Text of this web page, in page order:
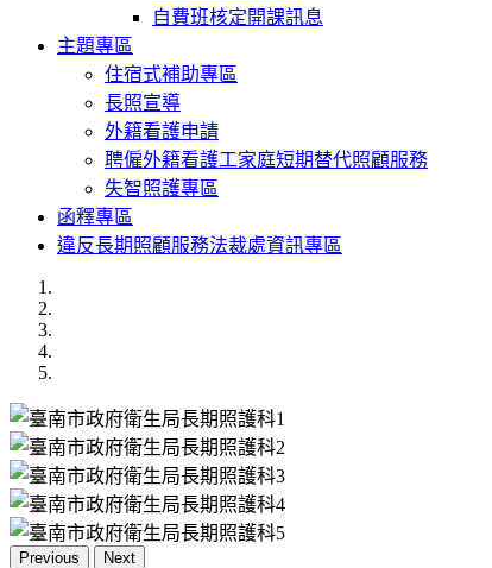
自費班核定開課訊息
主題專區
住宿式補助專區
長照宣導
外籍看護申請
聘僱外籍看護工家庭短期替代照顧服務
失智照護專區
函釋專區
違反長期照顧服務法裁處資訊專區
Previous Next